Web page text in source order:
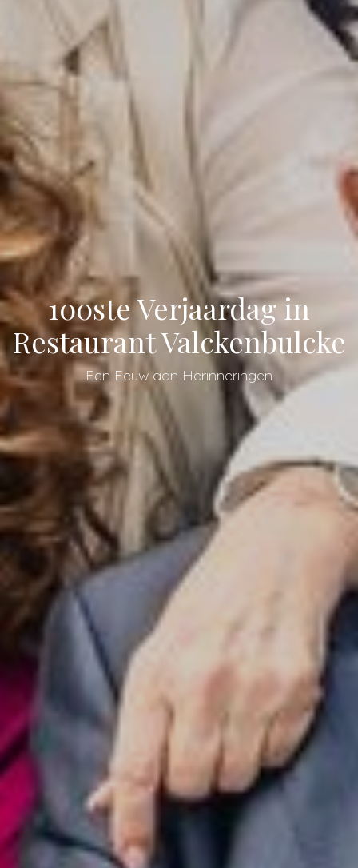
100ste Verjaardag in
Restaurant Valckenbulcke
Een Eeuw aan Herinneringen